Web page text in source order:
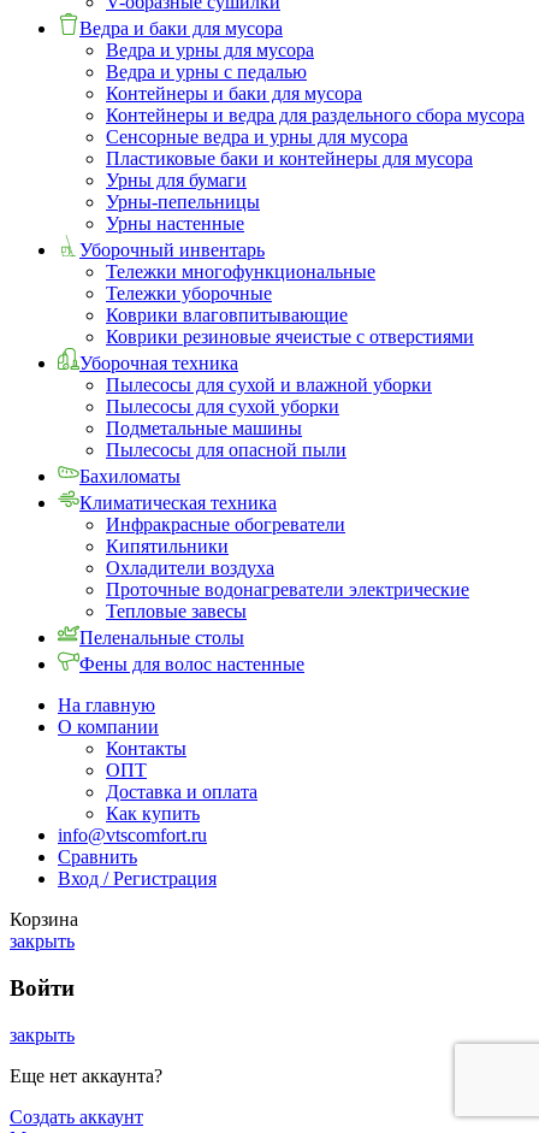
Ведра и баки для мусора
Ведра и урны для мусора
Ведра и урны с педалью
Контейнеры и баки для мусора
Контейнеры и ведра для раздельного сбора мусора
Сенсорные ведра и урны для мусора
Пластиковые баки и контейнеры для мусора
Урны для бумаги
Урны-пепельницы
Урны настенные
Уборочный инвентарь
Тележки многофункциональные
Тележки уборочные
Коврики влаговпитывающие
Коврики резиновые ячеистые с отверстиями
Уборочная техника
Пылесосы для сухой и влажной уборки
Пылесосы для сухой уборки
Подметальные машины
Пылесосы для опасной пыли
Бахиломаты
Климатическая техника
Инфракрасные обогреватели
Кипятильники
Охладители воздуха
Проточные водонагреватели электрические
Тепловые завесы
Пеленальные столы
Фены для волос настенные
На главную
О компании
Контакты
ОПТ
Доставка и оплата
Как купить
info@vtscomfort.ru
Сравнить
Вход / Регистрация
Корзина
закрыть
Войти
закрыть
Еще нет аккаунта?
Создать аккаунт